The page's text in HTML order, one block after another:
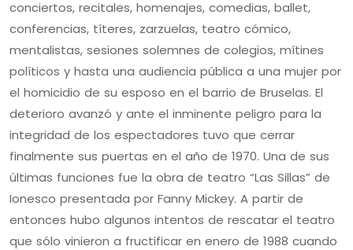
conciertos, recitales, homenajes, comedias, ballet,
conferencias, títeres, zarzuelas, teatro cómico,
mentalistas, sesiones solemnes de colegios, mítines
políticos y hasta una audiencia pública a una mujer por
el homicidio de su esposo en el barrio de Bruselas. El
deterioro avanzó y ante el inminente peligro para la
integridad de los espectadores tuvo que cerrar
finalmente sus puertas en el año de 1970. Una de sus
últimas funciones fue la obra de teatro “Las Sillas” de
Ionesco presentada por Fanny Mickey. A partir de
entonces hubo algunos intentos de rescatar el teatro
que sólo vinieron a fructificar en enero de 1988 cuando